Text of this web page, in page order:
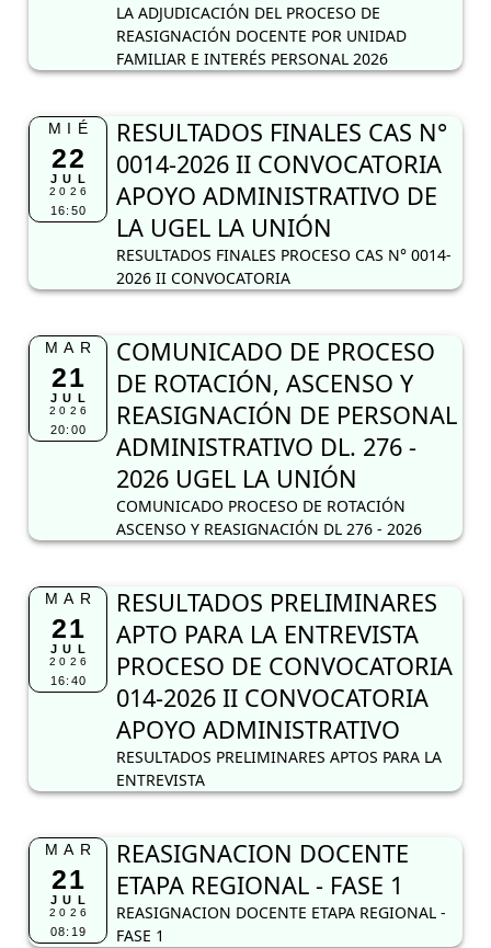
LA ADJUDICACIÓN DEL PROCESO DE
REASIGNACIÓN DOCENTE POR UNIDAD
FAMILIAR E INTERÉS PERSONAL 2026
MIÉ
22
JUL
2026
16:50
RESULTADOS FINALES CAS N°
0014-2026 II CONVOCATORIA
APOYO ADMINISTRATIVO DE
LA UGEL LA UNIÓN
RESULTADOS FINALES PROCESO CAS N° 0014-
2026 II CONVOCATORIA
MAR
21
JUL
2026
20:00
COMUNICADO DE PROCESO
DE ROTACIÓN, ASCENSO Y
REASIGNACIÓN DE PERSONAL
ADMINISTRATIVO DL. 276 -
2026 UGEL LA UNIÓN
COMUNICADO PROCESO DE ROTACIÓN
ASCENSO Y REASIGNACIÓN DL 276 - 2026
MAR
21
JUL
2026
16:40
RESULTADOS PRELIMINARES
APTO PARA LA ENTREVISTA
PROCESO DE CONVOCATORIA
014-2026 II CONVOCATORIA
APOYO ADMINISTRATIVO
RESULTADOS PRELIMINARES APTOS PARA LA
ENTREVISTA
MAR
21
JUL
2026
08:19
REASIGNACION DOCENTE
ETAPA REGIONAL - FASE 1
REASIGNACION DOCENTE ETAPA REGIONAL -
FASE 1